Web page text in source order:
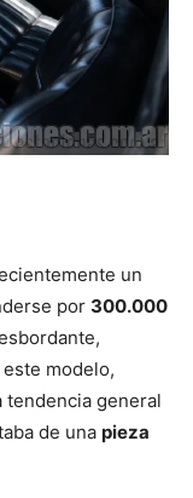
un
por 300.000
modelo,
tendencia general
de una pieza